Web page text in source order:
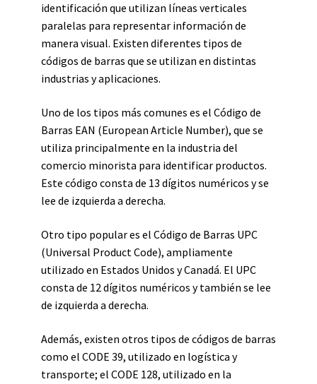
identificación que utilizan líneas verticales
paralelas para representar información de
manera visual. Existen diferentes tipos de
códigos de barras que se utilizan en distintas
industrias y aplicaciones.
Uno de los tipos más comunes es el Código de
Barras EAN (European Article Number), que se
utiliza principalmente en la industria del
comercio minorista para identificar productos.
Este código consta de 13 dígitos numéricos y se
lee de izquierda a derecha.
Otro tipo popular es el Código de Barras UPC
(Universal Product Code), ampliamente
utilizado en Estados Unidos y Canadá. El UPC
consta de 12 dígitos numéricos y también se lee
de izquierda a derecha.
Además, existen otros tipos de códigos de barras
como el CODE 39, utilizado en logística y
transporte; el CODE 128, utilizado en la